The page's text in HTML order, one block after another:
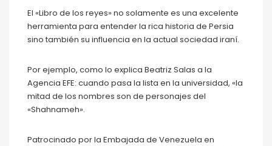
El «Libro de los reyes» no solamente es una excelente
herramienta para entender la rica historia de Persia
sino también su influencia en la actual sociedad iraní.
Por ejemplo, como lo explica Beatriz Salas a la
Agencia EFE: cuando pasa la lista en la universidad, «la
mitad de los nombres son de personajes del
«Shahnameh».
Patrocinado por la Embajada de Venezuela en